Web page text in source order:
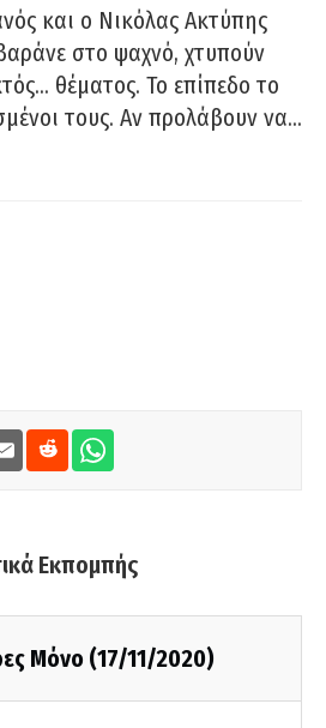
και ο Νικόλας Ακτύπης
στο ψαχνό, χτυπούν
θέματος. Το επίπεδο το
τους. Αν προλάβουν να…
Εκπομπής
Μόνο (17/11/2020)